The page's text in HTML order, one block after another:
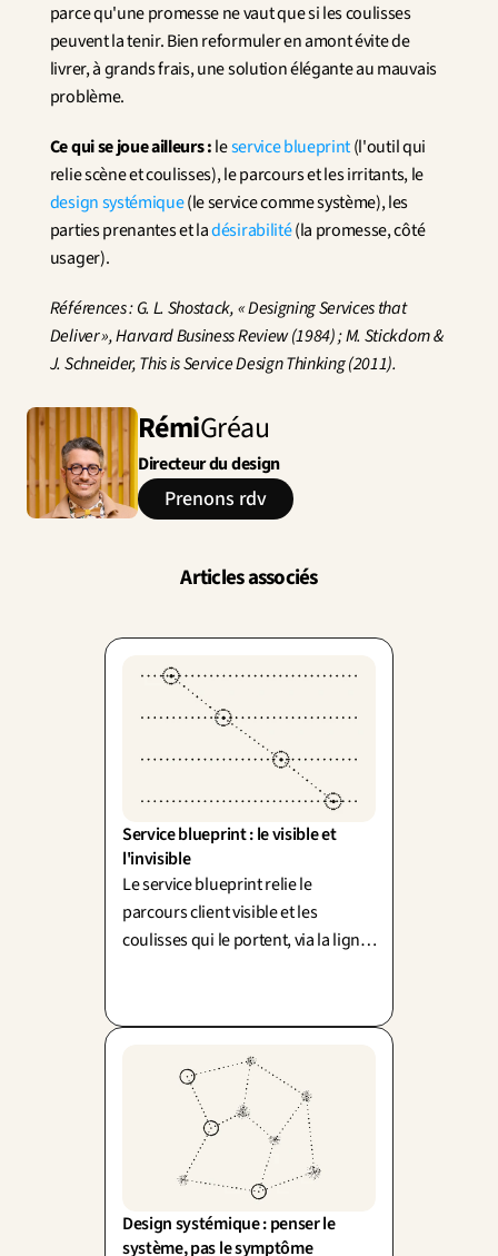
parce qu'une promesse ne vaut que si les coulisses
peuvent la tenir. Bien reformuler en amont évite de
livrer, à grands frais, une solution élégante au mauvais
problème.
Ce qui se joue ailleurs : le service blueprint (l'outil qui
relie scène et coulisses), le parcours et les irritants, le
design systémique (le service comme système), les
parties prenantes et la désirabilité (la promesse, côté
usager).
Références : G. L. Shostack, « Designing Services that
Deliver », Harvard Business Review (1984) ; M. Stickdorn &
J. Schneider, This is Service Design Thinking (2011).
RémiGréau
Directeur du design
Prenons rdv
Articles associés
Service blueprint : le visible et
l'invisible
Le service blueprint relie le
parcours client visible et les
coulisses qui le portent, via la ligne
l'invisible.
Design systémique : penser le
système, pas le symptôme